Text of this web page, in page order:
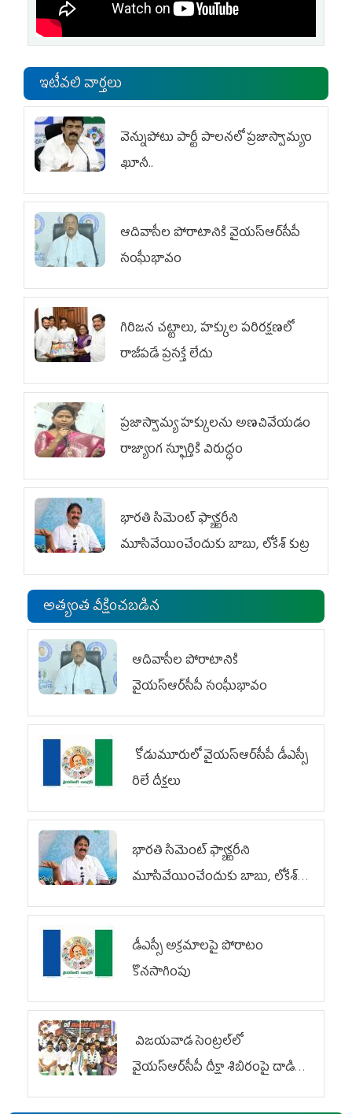
ఇటీవలి వార్తలు
వెన్నుపోటు పార్టీ పాలనలో ప్రజాస్వామ్యం
ఖూనీ..
ఆదివాసీల పోరాటానికి వైయ‌స్ఆర్‌సీపీ
సంఘీభావం
గిరిజన చట్టాలు, హక్కుల పరిరక్షణలో
రాజీపడే ప్రసక్తే లేదు
ప్రజాస్వామ్య హక్కులను అణచివేయడం
రాజ్యాంగ స్ఫూర్తికి విరుద్ధం
భారతి సిమెంట్ ఫ్యాక్టరీని
మూసివేయించేందుకు బాబు, లోకేశ్ కుట్ర
అత్యంత వీక్షించబడిన
ఆదివాసీల పోరాటానికి
వైయ‌స్ఆర్‌సీపీ సంఘీభావం
కోడుమూరులో వైయ‌స్ఆర్‌సీపీ డీఎస్సీ
రిలే దీక్షలు
భారతి సిమెంట్ ఫ్యాక్టరీని
మూసివేయించేందుకు బాబు, లోకేశ్
కుట్ర
డీఎస్సీ అక్రమాలపై పోరాటం
కొనసాగింపు
విజయవాడ సెంట్రల్‌లో
వైయ‌స్ఆర్‌సీపీ దీక్షా శిబిరంపై దాడి
దుర్మార్గం